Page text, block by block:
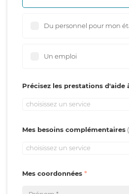
Du personnel pour mon
Un emploi
Précisez les prestations d'aide
choisissez un service
Mes besoins complémentaires
choisissez un service
Mes coordonnées